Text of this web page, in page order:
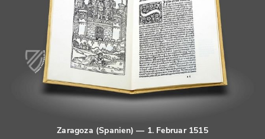
Zaragoza (Spanien)— 1. Februar 1515